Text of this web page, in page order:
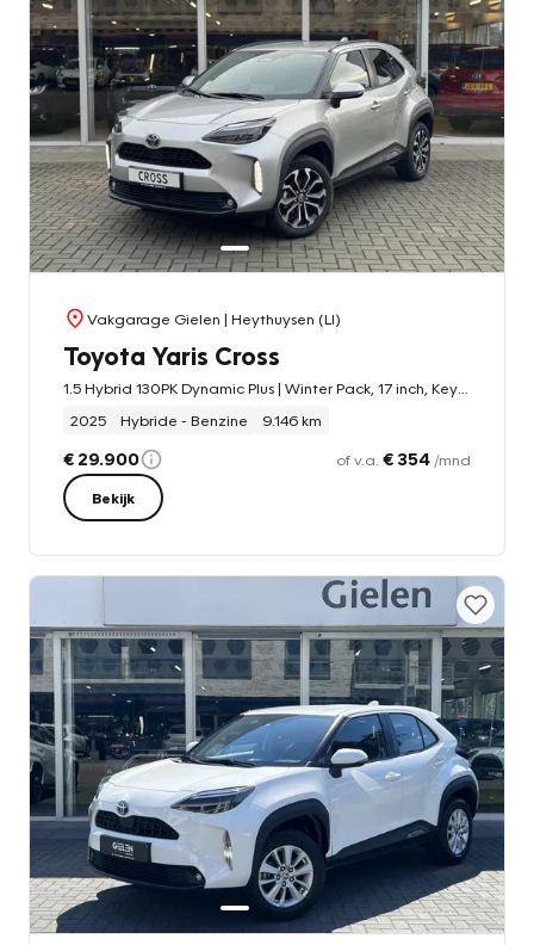
Vakgarage Gielen | Heythuysen (LI)
Toyota Yaris Cross
2025
Hybride - Benzine 9.146 km
€ 29.900 of v.a. € 354 /mnd
Bekijk